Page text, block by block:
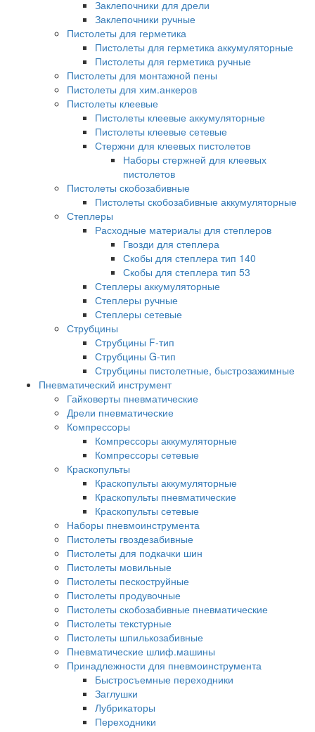
Заклепочники для дрели
Заклепочники ручные
Пистолеты для герметика
Пистолеты для герметика аккумуляторные
Пистолеты для герметика ручные
Пистолеты для монтажной пены
Пистолеты для хим.анкеров
Пистолеты клеевые
Пистолеты клеевые аккумуляторные
Пистолеты клеевые сетевые
Стержни для клеевых пистолетов
Наборы стержней для клеевых
пистолетов
Пистолеты скобозабивные
Пистолеты скобозабивные аккумуляторные
Степлеры
Расходные материалы для степлеров
Гвозди для степлера
Скобы для степлера тип 140
Скобы для степлера тип 53
Степлеры аккумуляторные
Степлеры ручные
Степлеры сетевые
Струбцины
Струбцины F-тип
Струбцины G-тип
Струбцины пистолетные, быстрозажимные
Пневматический инструмент
Гайковерты пневматические
Дрели пневматические
Компрессоры
Компрессоры аккумуляторные
Компрессоры сетевые
Краскопульты
Краскопульты аккумуляторные
Краскопульты пневматические
Краскопульты сетевые
Наборы пневмоинструмента
Пистолеты гвоздезабивные
Пистолеты для подкачки шин
Пистолеты мовильные
Пистолеты пескоструйные
Пистолеты продувочные
Пистолеты скобозабивные пневматические
Пистолеты текстурные
Пистолеты шпилькозабивные
Пневматические шлиф.машины
Принадлежности для пневмоинструмента
Быстросъемные переходники
Заглушки
Лубрикаторы
Переходники